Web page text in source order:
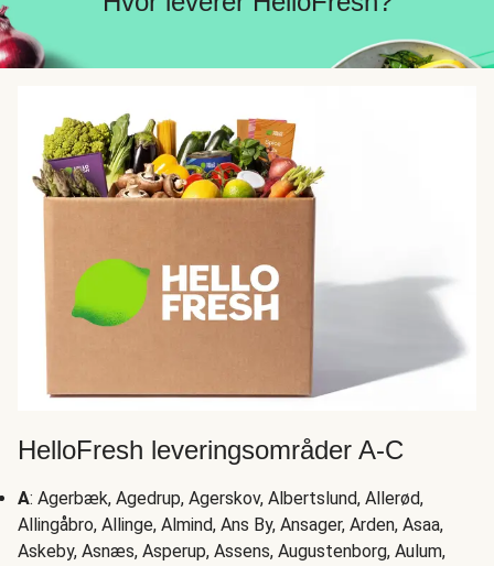
HelloFresh leveringsområder A-C
A: Agerbæk, Agedrup, Agerskov, Albertslund, Allerød,
Allingåbro, Allinge, Almind, Ans By, Ansager, Arden, Asaa,
Askeby, Asnæs, Asperup, Assens, Augustenborg, Aulum,